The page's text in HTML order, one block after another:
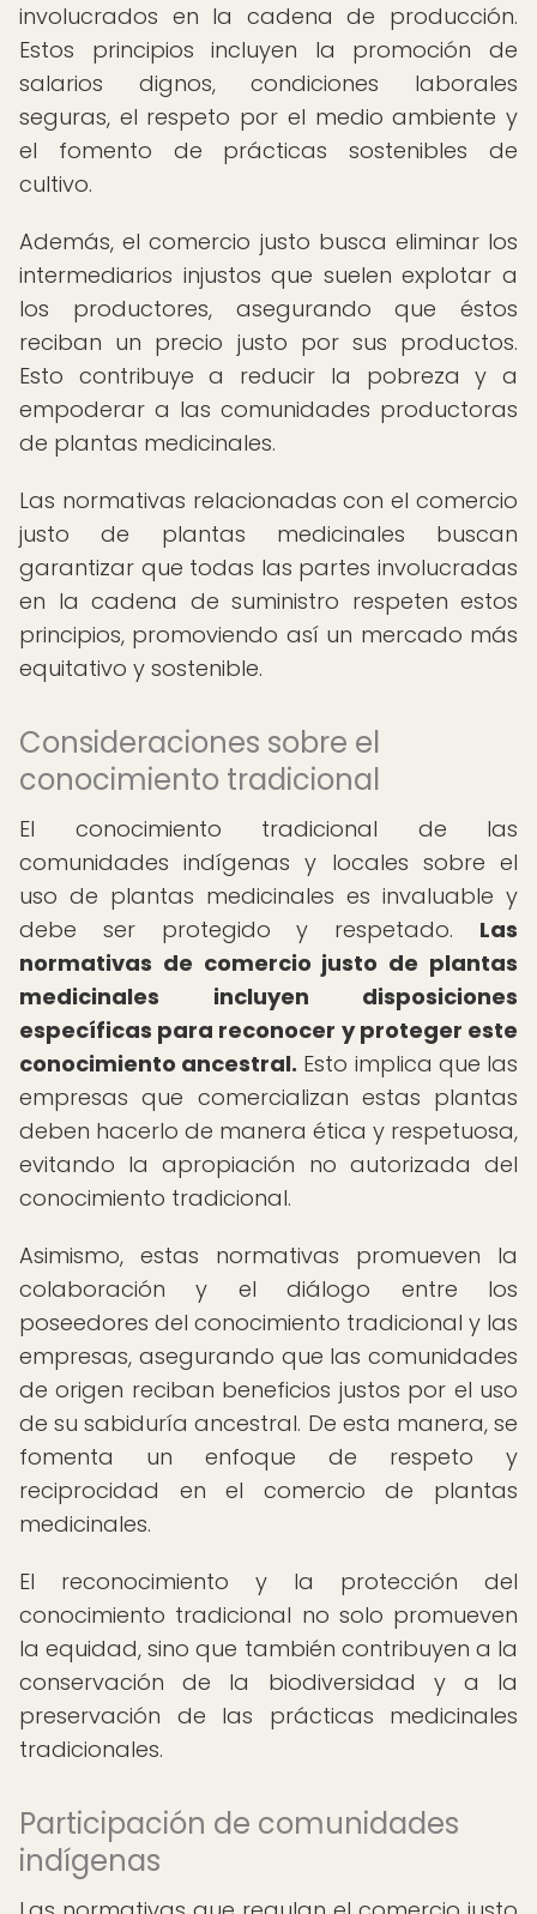
involucrados en la cadena de producción.
Estos principios incluyen la promoción de
salarios dignos, condiciones laborales
seguras, el respeto por el medio ambiente y
el fomento de prácticas sostenibles de
cultivo.
Además, el comercio justo busca eliminar los
intermediarios injustos que suelen explotar a
los productores, asegurando que éstos
reciban un precio justo por sus productos.
Esto contribuye a reducir la pobreza y a
empoderar a las comunidades productoras
de plantas medicinales.
Las normativas relacionadas con el comercio
justo de plantas medicinales buscan
garantizar que todas las partes involucradas
en la cadena de suministro respeten estos
principios, promoviendo así un mercado más
equitativo y sostenible.
Consideraciones sobre el
conocimiento tradicional
El conocimiento tradicional de las
comunidades indígenas y locales sobre el
uso de plantas medicinales es invaluable y
debe ser protegido y respetado. Las
normativas de comercio justo de plantas
medicinales incluyen disposiciones
específicas para reconocer y proteger este
conocimiento ancestral. Esto implica que las
empresas que comercializan estas plantas
deben hacerlo de manera ética y respetuosa,
evitando la apropiación no autorizada del
conocimiento tradicional.
Asimismo, estas normativas promueven la
colaboración y el diálogo entre los
poseedores del conocimiento tradicional y las
empresas, asegurando que las comunidades
de origen reciban beneficios justos por el uso
de su sabiduría ancestral. De esta manera, se
fomenta un enfoque de respeto y
reciprocidad en el comercio de plantas
medicinales.
El reconocimiento y la protección del
conocimiento tradicional no solo promueven
la equidad, sino que también contribuyen a la
conservación de la biodiversidad y a la
preservación de las prácticas medicinales
tradicionales.
Participación de comunidades
indígenas